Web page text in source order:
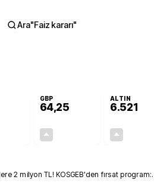
Ara"Faiz kararı"
GBP
64,25
ALTIN
6.521
2 milyon TL! KOSGEB'den fırsat program: